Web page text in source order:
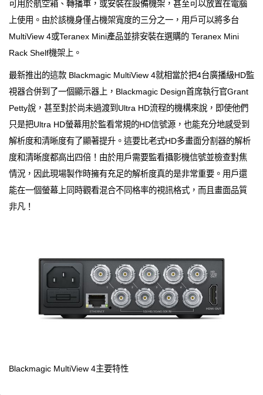
可用於航空箱、轉播車，或安裝在設備機架，甚至可以放置在電腦
上使用。由於該機身僅占機架寬度的三分之一，用戶可以將多台
MultiView 4或Teranex Mini產品並排安裝在選購的 Teranex Mini
Rack Shelf機架上。
最新推出的這款 Blackmagic MultiView 4就相當於把4台廣播級HD監
視器合併到了一個顯示器上，Blackmagic Design首席執行官Grant
Petty說，甚至對於尚未過渡到Ultra HD流程的機構來說，即使他們
只是把Ultra HD螢幕用於監看常規的HD信號源，也能充分地感受到
解析度和清晰度有了顯著提升。這要比老式HD多畫面分割器的解析
度和清晰度都高出四倍！由於用戶需要監看攝影機信號並檢查對焦
情況，因此現場製作時擁有充足的解析度真的是非常重要。用戶還
能在一個螢幕上同時觀看混合不同格率的視訊格式，而且畫面品質
非凡！
Blackmagic MultiView 4主要特性